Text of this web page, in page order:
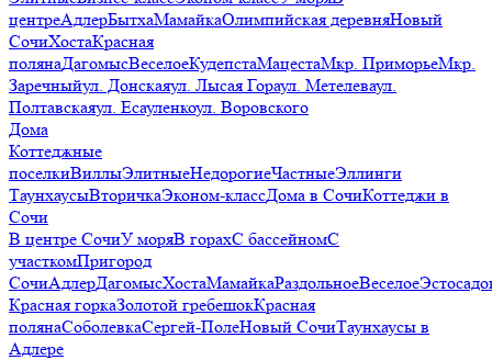
центреАдлерБытхаМамайкаОлимпийская деревняНовый
СочиХостаКрасная
полянаДагомысВеселоеКудепстаМацестаМкр. ПриморьеМкр.
Заречныйул. Донскаяул. Лысая Гораул. Метелеваул.
Полтавскаяул. Есауленкоул. Воровского
Дома
Коттеджные
поселкиВиллыЭлитныеНедорогиеЧастныеЭллинги
ТаунхаусыВторичкаЭконом-классДома в СочиКоттеджи в
Сочи
В центре СочиУ моряВ горахС бассейномС
участкомПригород
СочиАдлерДагомысХостаМамайкаРаздольноеВеселое
Красная горкаЗолотой гребешокКрасная
полянаСоболевкаСергей-ПолеНовый СочиТаунхаусы в
Адлере